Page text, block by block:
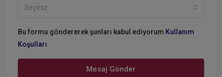
Seçiniz
Bu formu göndererek şunları kabul ediyorum Kullanım
Koşulları
Mesaj Gönder